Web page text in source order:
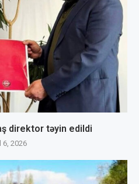
direktor təyin edildi
6, 2026